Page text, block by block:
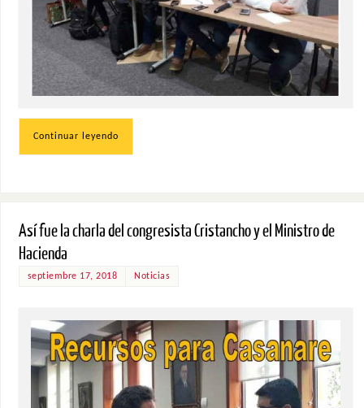
Continuar leyendo
Así fue la charla del congresista Cristancho y el Ministro de
Hacienda
septiembre 17, 2018 Noticias